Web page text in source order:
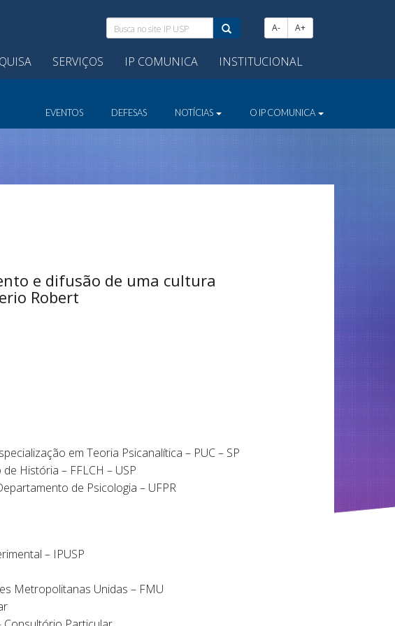
Busca
no
site
IP
A- A+
SERVIÇOS IP COMUNICA INSTITUCIONAL
EVENTOS DEFESAS NOTÍCIAS O IP COMUNICA
e difusão de uma cultura
Robert
em Teoria Psicanalítica – PUC – SP
História – FFLCH – USP
de Psicologia – UFPR
– IPUSP
Metropolitanas Unidas – FMU